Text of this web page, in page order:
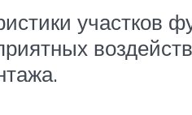
участков